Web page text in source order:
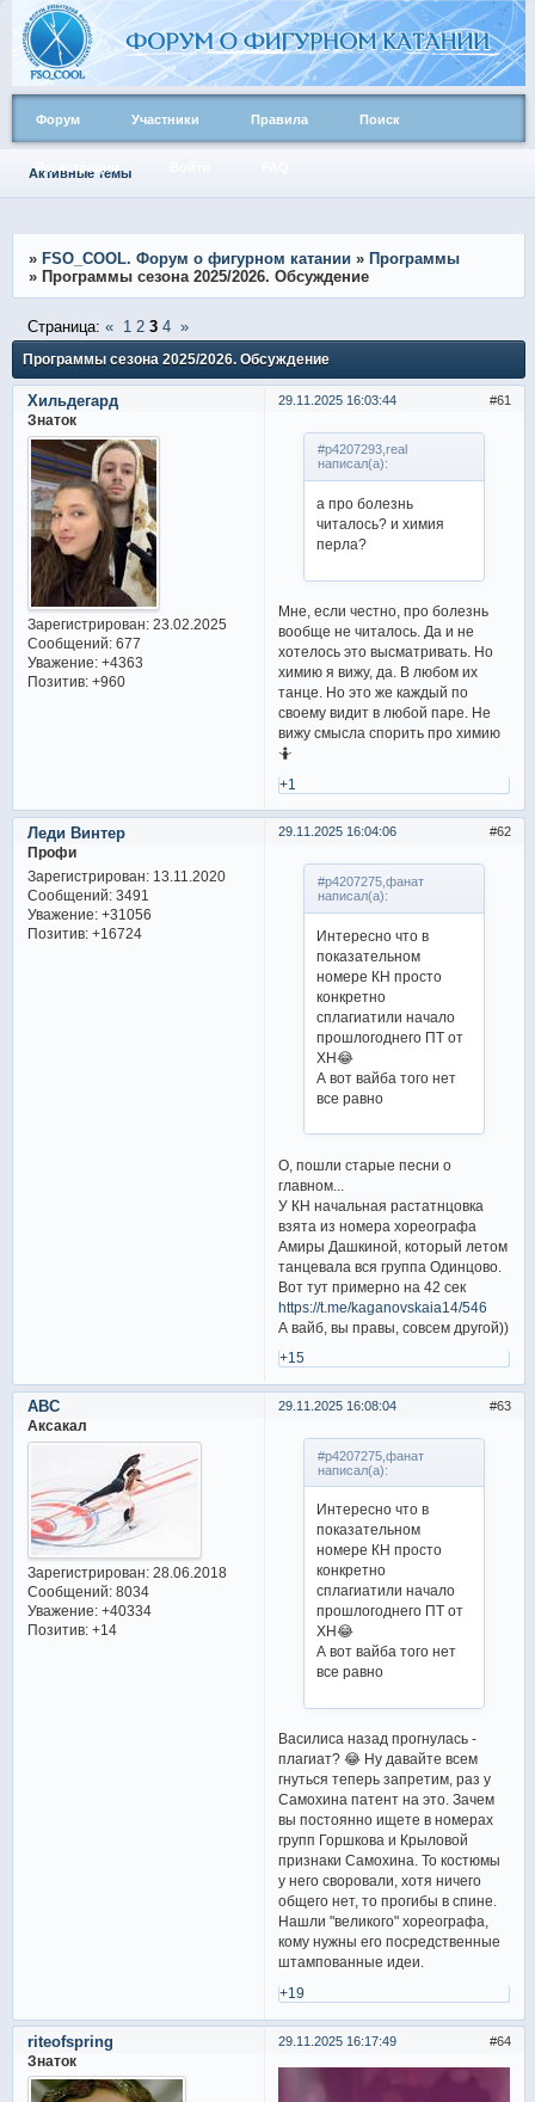
Форум Участники Правила Поиск
Активные темы
» FSO_COOL. Форум о фигурном катании » Программы
» Программы сезона 2025/2026. Обсуждение
Программы сезона 2025/2026. Обсуждение
Страница: « 1 2 3 4 »
61
29.11.2025 16:03:44
Хильдегард
Знаток
Зарегистрирован: 23.02.2025
Сообщений:677
Уважение: +4363
Позитив: +960
#p4207293,real
написал(а):
а про болезнь
читалось? и химия
перла?
Мне, если честно, про болезнь
вообще не читалось. Да и не
хотелось это высматривать. Но
химию я вижу, да. В любом их
танце. Но это же каждый по
своему видит в любой паре. Не
вижу смысла спорить про химию
🤷
+1
62
29.11.2025 16:04:06
Леди Винтер
Профи
Зарегистрирован: 13.11.2020
Сообщений:3491
Уважение: +31056
Позитив: +16724
#p4207275,фанат
написал(а):
Интересно что в
показательном
номере КН просто
конкретно
сплагиатили начало
прошлогоднего ПТ от
ХН😂
А вот вайба того нет
все равно
О, пошли старые песни о
главном...
У КН начальная растатнцовка
взята из номера хореографа
Амиры Дашкиной, который летом
танцевала вся группа Одинцово.
Вот тут примерно на 42 сек
https://t.me/kaganovskaia14/546
А вайб, вы правы, совсем другой))
+15
63
29.11.2025 16:08:04
ABC
Аксакал
Зарегистрирован: 28.06.2018
Сообщений:8034
Уважение: +40334
Позитив: +14
#p4207275,фанат
написал(а):
Интересно что в
показательном
номере КН просто
конкретно
сплагиатили начало
прошлогоднего ПТ от
ХН😂
А вот вайба того нет
все равно
Василиса назад прогнулась -
плагиат? 😂 Ну давайте всем
гнуться теперь запретим, раз у
Самохина патент на это. Зачем
вы постоянно ищете в номерах
групп Горшкова и Крыловой
признаки Самохина. То костюмы
у него своровали, хотя ничего
общего нет, то прогибы в спине.
Нашли "великого" хореографа,
кому нужны его посредственные
штампованные идеи.
+19
64
29.11.2025 16:17:49
riteofspring
Знаток